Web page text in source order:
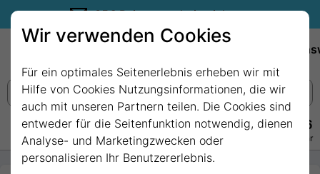
35€ Reisegutschein sichern.
+49 228 3875 7256
Persönlich · Kostenlos · Täglich 08–22 Uhr
Wir verwenden Cookies
Für ein optimales Seitenerlebnis erheben wir mit
Hilfe von Cookies Nutzungsinformationen, die wir
auch mit unseren Partnern teilen. Die Cookies sind
entweder für die Seitenfunktion notwendig, dienen
Analyse- und Marketingzwecken oder
personalisieren Ihr Benutzererlebnis.